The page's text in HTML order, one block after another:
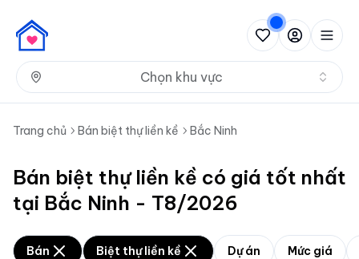
Chọn khu vực
Trang chủ Bán biệt thự liền kề Bắc Ninh
Bán biệt thự liền kề có giá tốt nhất
tại Bắc Ninh - T8/2026
Bán Biệt thự liền kề Dự án Mức giá